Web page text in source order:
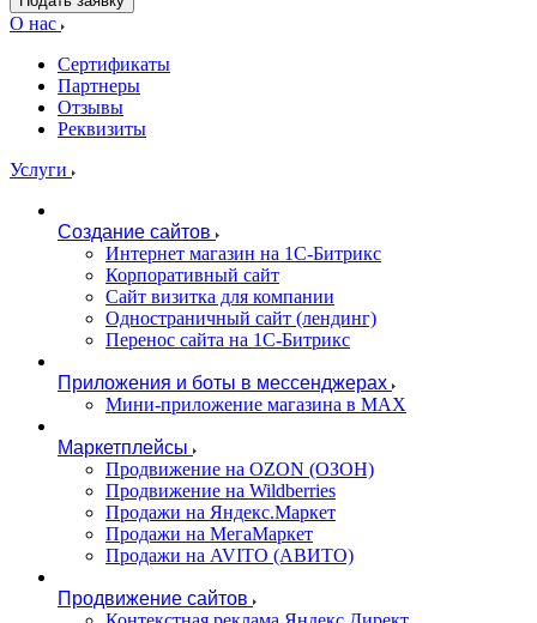
О нас
Сертификаты
Партнеры
Отзывы
Реквизиты
Услуги
Создание сайтов
Интернет магазин на 1С-Битрикс
Корпоративный сайт
Сайт визитка для компании
Одностраничный сайт (лендинг)
Перенос сайта на 1С-Битрикс
Приложения и боты в мессенджерах
Мини-приложение магазина в MAX
Маркетплейсы
Продвижение на OZON (ОЗОН)
Продвижение на Wildberries
Продажи на Яндекс.Маркет
Продажи на МегаМаркет
Продажи на AVITO (АВИТО)
Продвижение сайтов